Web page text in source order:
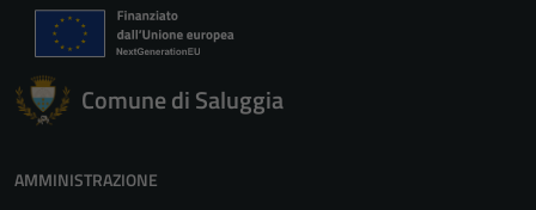
Comune di Saluggia
AMMINISTRAZIONE